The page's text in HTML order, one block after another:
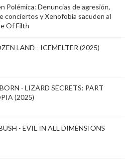
Polémica: Denuncias de agresión,
conciertos y Xenofobia sacuden al
Of Filth
LAND - ICEMELTER (2025)
- LIZARD SECRETS: PART
(2025)
- EVIL IN ALL DIMENSIONS